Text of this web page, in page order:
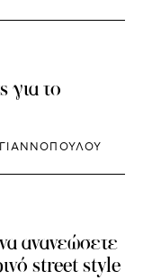
για το
ανανεώσετε
street style